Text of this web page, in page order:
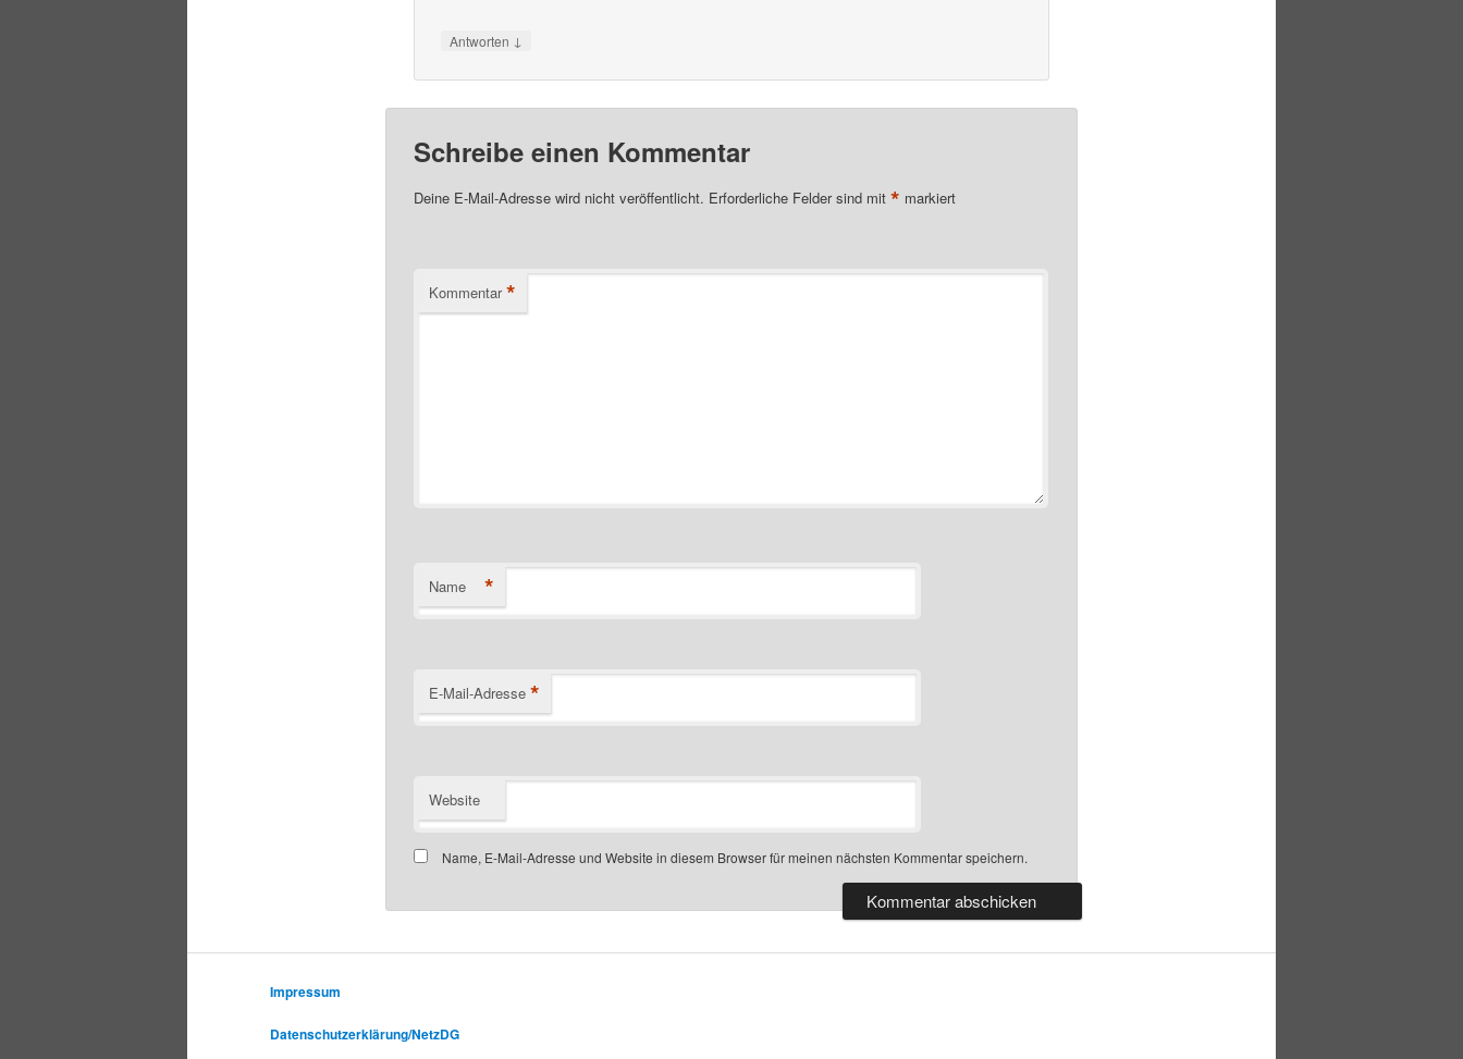
Antworten ↓
Schreibe einen Kommentar
Deine E-Mail-Adresse wird nicht veröffentlicht. Erforderliche Felder sind mit * markiert
Kommentar *
Name *
E-Mail-Adresse *
Website
Name, E-Mail-Adresse und Website in diesem Browser für meinen nächsten Kommentar speichern.
Impressum
Datenschutzerklärung/NetzDG